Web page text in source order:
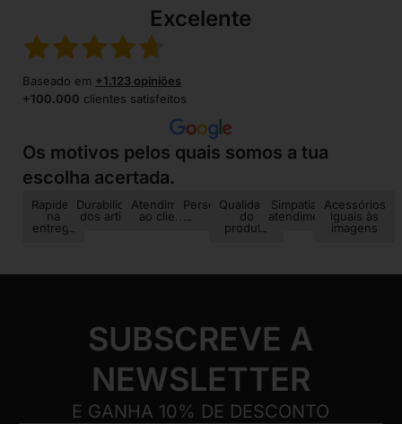
Excelente
Baseado em +1.123 opiniões
+100.000 clientes satisfeitos
Os motivos pelos quais somos a tua
escolha acertada.
Rapidez
na
entrega
Durabilidade
dos artigos
Atendimento
ao cliente
Personalização
Qualidade
do
produto
Simpatia no
atendimento
Acessórios
iguais às
imagens
SUBSCREVE A
NEWSLETTER
E GANHA 10% DE DESCONTO